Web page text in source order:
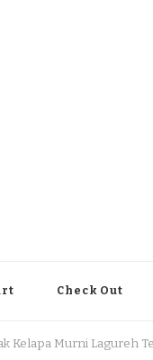
Check Out
Kelapa Murni Lagureh